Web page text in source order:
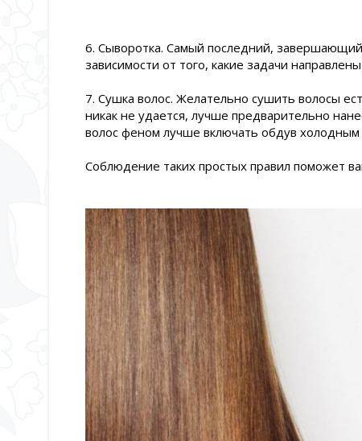
6. Сыворотка. Самый последний,
зависимости от того, какие задачи
7. Сушка волос. Желательно сушить волосы
никак не удается, лучше предварительно
волос феном лучше включать обдув
Соблюдение таких простых правил поможет